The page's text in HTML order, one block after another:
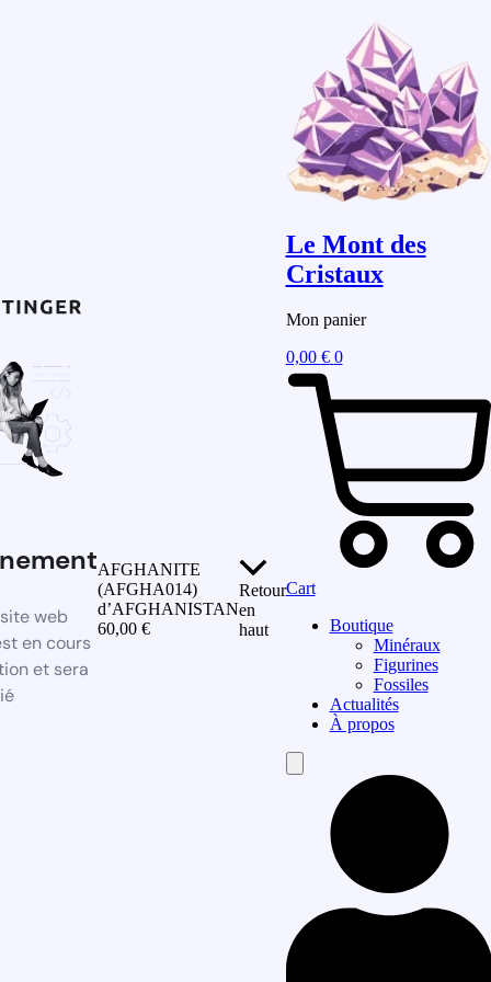
web
en cours
et sera
AFGHANITE
(AFGHA014)
d’AFGHANISTAN
60,00 €
Retour
en
haut
Le Mont des
Cristaux
Mon panier
0,00 € 0
Cart
Boutique
Minéraux
Figurines
Fossiles
Actualités
À propos
Toggle